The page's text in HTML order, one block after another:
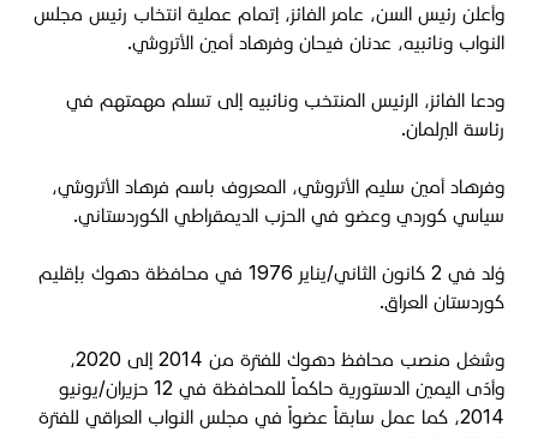
وأعلن رئيس السن، عامر الفائز، إتمام عملية انتخاب رئيس مجلس
النواب ونائبيه، عدنان فيحان وفرهاد أمين الأتروشي.
ودعا الفائز، الرئيس المنتخب ونائبيه إلى تسلم مهمتهم في
رئاسة البرلمان.
وفرهاد أمين سليم الأتروشي، المعروف باسم فرهاد الأتروشي،
سياسي كوردي وعضو في الحزب الديمقراطي الكوردستاني.
وُلد في 2 كانون الثاني/يناير 1976 في محافظة دهوك بإقليم
كوردستان العراق.
وشغل منصب محافظ دهوك للفترة من 2014 إلى 2020،
وأدّى اليمين الدستورية حاكماً للمحافظة في 12 حزيران/يونيو
2014، كما عمل سابقاً عضواً في مجلس النواب العراقي للفترة